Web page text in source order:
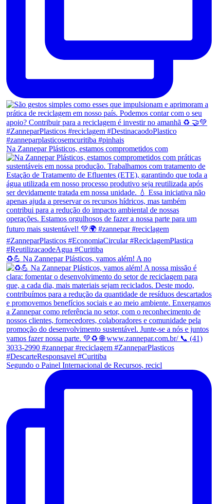
Na Zannepar Plásticos, estamos comprometidos com
♻💪 Na Zannepar Plásticos, vamos além! A no
Segundo o Painel Internacional de Recursos, recicl